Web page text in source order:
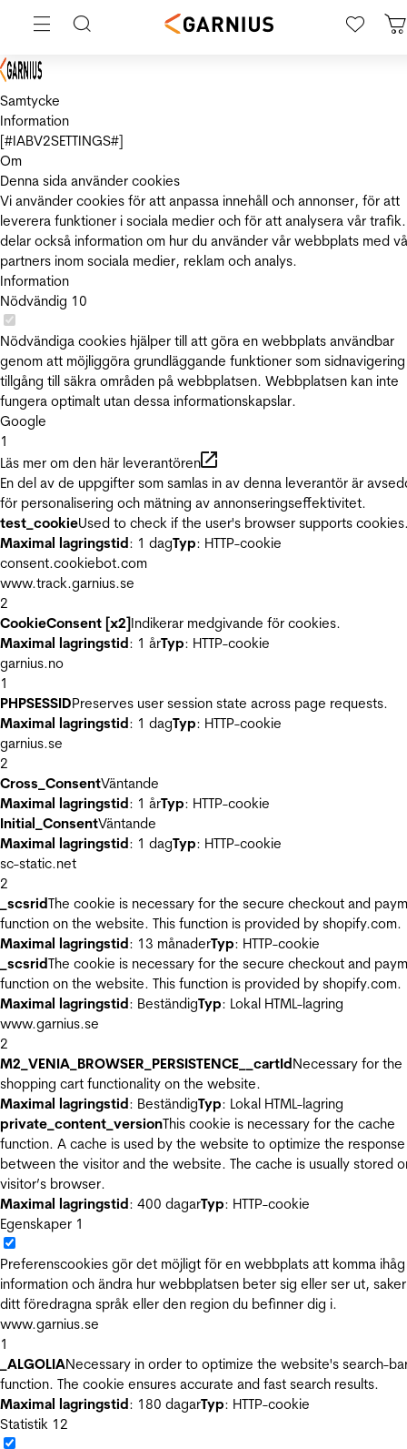
Samtycke
Information
[#IABV2SETTINGS#]
Om
Denna sida använder cookies
Vi använder cookies för att anpassa innehåll och annonser, för att
leverera funktioner i sociala medier och för att analysera vår
delar också information om hur du använder vår webbplats med
partners inom sociala medier, reklam och analys.
Information
Nödvändig 10
Nödvändiga cookies hjälper till att göra en webbplats användbar
genom att möjliggöra grundläggande funktioner som
tillgång till säkra områden på webbplatsen. Webbplatsen kan inte
fungera optimalt utan dessa informationskapslar.
Google
1
Läs mer om den här leverantören
En del av de uppgifter som samlas in av denna leverantör är
för personalisering och mätning av annonseringseffektivitet.
test_cookieUsed to check if the user's browser supports
Maximal lagringstid: 1 dagTyp: HTTP-cookie
consent.cookiebot.com
www.track.garnius.se
2
CookieConsent [x2]Indikerar medgivande för cookies.
Maximal lagringstid: 1 årTyp: HTTP-cookie
garnius.no
1
PHPSESSIDPreserves user session state across page requests.
Maximal lagringstid: 1 dagTyp: HTTP-cookie
garnius.se
2
Cross_ConsentVäntande
Maximal lagringstid: 1 årTyp: HTTP-cookie
Initial_ConsentVäntande
Maximal lagringstid: 1 dagTyp: HTTP-cookie
sc-static.net
2
_scsridThe cookie is necessary for the secure checkout and
function on the website. This function is provided by shopify.com.
Maximal lagringstid: 13 månaderTyp: HTTP-cookie
_scsridThe cookie is necessary for the secure checkout and
function on the website. This function is provided by shopify.com.
Maximal lagringstid: BeständigTyp: Lokal HTML-lagring
www.garnius.se
2
M2_VENIA_BROWSER_PERSISTENCE__cartIdNecessary for the
shopping cart functionality on the website.
Maximal lagringstid: BeständigTyp: Lokal HTML-lagring
private_content_versionThis cookie is necessary for the cache
function. A cache is used by the website to optimize the
between the visitor and the website. The cache is usually stored
visitor’s browser.
Maximal lagringstid: 400 dagarTyp: HTTP-cookie
Egenskaper 1
Preferenscookies gör det möjligt för en webbplats att komma ihåg
information och ändra hur webbplatsen beter sig eller ser ut,
ditt föredragna språk eller den region du befinner dig i.
www.garnius.se
1
_ALGOLIANecessary in order to optimize the website's search-
function. The cookie ensures accurate and fast search results.
Maximal lagringstid: 180 dagarTyp: HTTP-cookie
Statistik 12